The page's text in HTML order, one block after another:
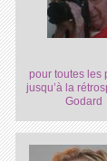
pour toutes les
jusqu’à la
Godard